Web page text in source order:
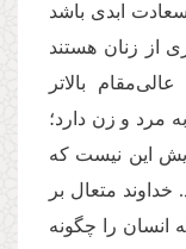
ابدی باشد
از زنان هستند
بالاتر
مرد و زن دارد؛
این نیست که
متعال بر
را چگونه